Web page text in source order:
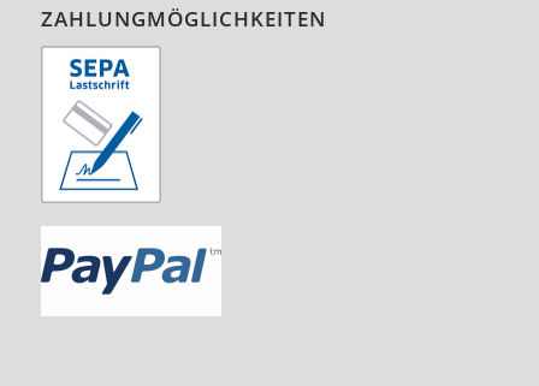
ZAHLUNGMÖGLICHKEITEN